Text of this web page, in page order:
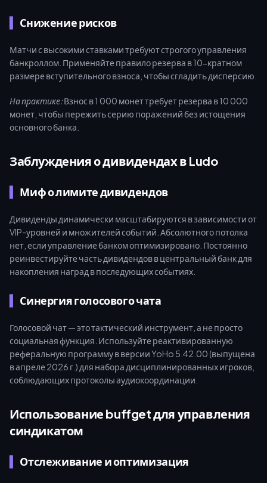
Снижение рисков
Матчи с высокими ставками требуют строгого управления
банкроллом. Применяйте правило резерва в 10-кратном
размере вступительного взноса, чтобы сгладить дисперсию.
На практике:Взнос в 1 000 монет требует резерва в 10 000
монет, чтобы пережить серию поражений без истощения
основного банка.
Заблуждения о дивидендах в Ludo
Миф о лимите дивидендов
Дивиденды динамически масштабируются в зависимости от
VIP-уровней и множителей событий. Абсолютного потолка
нет, если управление банком оптимизировано. Постоянно
реинвестируйте часть дивидендов в центральный банк для
накопления наград в последующих событиях.
Синергия голосового чата
Голосовой чат — это тактический инструмент, а не просто
социальная функция. Используйте реактивированную
реферальную программу в версии YoHo 5.42.00 (выпущена
в апреле 2026 г.) для набора дисциплинированных игроков,
соблюдающих протоколы аудиокоординации.
Использование buffget для управления
синдикатом
Отслеживание и оптимизация